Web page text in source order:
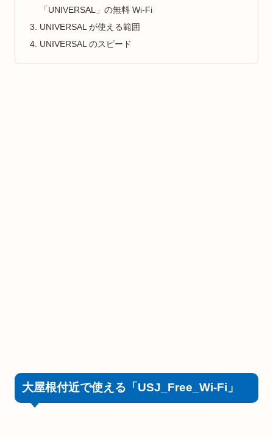
「UNIVERSAL」の無料 Wi-Fi
UNIVERSAL が使える範囲
UNIVERSAL のスピード
大屋根付近で使える「USJ_Free_Wi-Fi」